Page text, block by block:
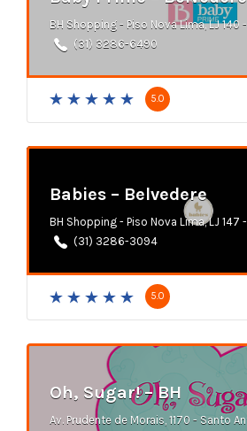
(31) 3286-6490
5.0
Babies – Belvedere
(31) 3286-3094
5.0
Oh, Sugar! – BH